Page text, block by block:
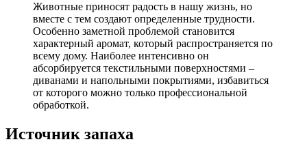
Животные приносят радость в нашу жизнь, но
вместе с тем создают определенные трудности.
Особенно заметной проблемой становится
характерный аромат, который распространяется по
всему дому. Наиболее интенсивно он
абсорбируется текстильными поверхностями –
диванами и напольными покрытиями, избавиться
от которого можно только профессиональной
обработкой.
Источник запаха